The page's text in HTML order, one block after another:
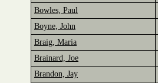
Bowles, Paul
Boyne, John
Braig, Maria
Brainard, Joe
Brandon, Jay